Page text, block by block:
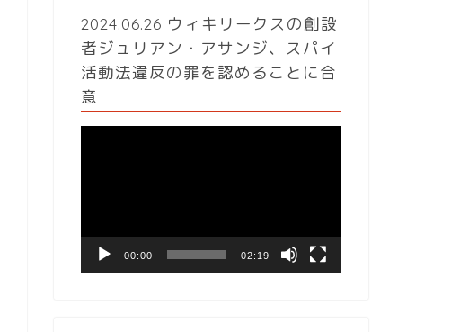
2024.06.26 ウィキリークスの創設
者ジュリアン・アサンジ、スパイ
活動法違反の罪を認めることに合
意
ヤ
00:00 02:19